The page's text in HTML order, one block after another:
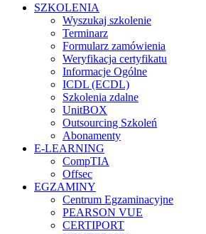
SZKOLENIA
Wyszukaj szkolenie
Terminarz
Formularz zamówienia
Weryfikacja certyfikatu
Informacje Ogólne
ICDL (ECDL)
Szkolenia zdalne
UnitBOX
Outsourcing Szkoleń
Abonamenty
E-LEARNING
CompTIA
Offsec
EGZAMINY
Centrum Egzaminacyjne
PEARSON VUE
CERTIPORT